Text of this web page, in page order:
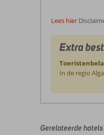
Lees hier
Extra
In de regio
door
Gerelateerde hotels